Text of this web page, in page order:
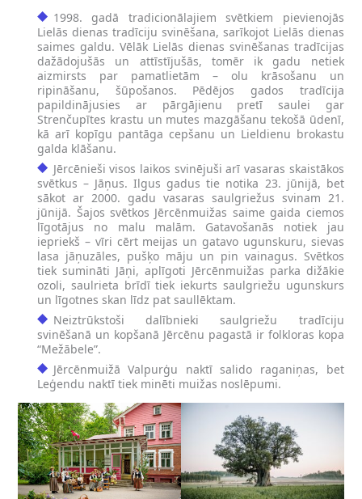
1998. gadā tradicionālajiem svētkiem pievienojās
Lielās dienas tradīciju svinēšana, sarīkojot Lielās dienas
saimes galdu. Vēlāk Lielās dienas svinēšanas tradīcijas
dažādojušās un attīstījušās, tomēr ik gadu netiek
aizmirsts par pamatlietām – olu krāsošanu un
ripināšanu, šūpošanos. Pēdējos gados tradīcija
papildinājusies ar pārgājienu pretī saulei gar
Strenčupītes krastu un mutes mazgāšanu tekošā ūdenī,
kā arī kopīgu pantāga cepšanu un Lieldienu brokastu
galda klāšanu.
Jērcēnieši visos laikos svinējuši arī vasaras skaistākos
svētkus – Jāņus. Ilgus gadus tie notika 23. jūnijā, bet
sākot ar 2000. gadu vasaras saulgriežus svinam 21.
jūnijā. Šajos svētkos Jērcēnmuižas saime gaida ciemos
līgotājus no malu malām. Gatavošanās notiek jau
iepriekš – vīri cērt meijas un gatavo ugunskuru, sievas
lasa jāņuzāles, pušķo māju un pin vainagus. Svētkos
tiek sumināti Jāņi, aplīgoti Jērcēnmuižas parka dižākie
ozoli, saulrieta brīdī tiek iekurts saulgriežu ugunskurs
un līgotnes skan līdz pat saullēktam.
Neiztrūkstoši dalībnieki saulgriežu tradīciju
svinēšanā un kopšanā Jērcēnu pagastā ir folkloras kopa
“Mežābele”.
Jērcēnmuižā Valpurģu naktī salido raganiņas, bet
Leģendu naktī tiek minēti muižas noslēpumi.